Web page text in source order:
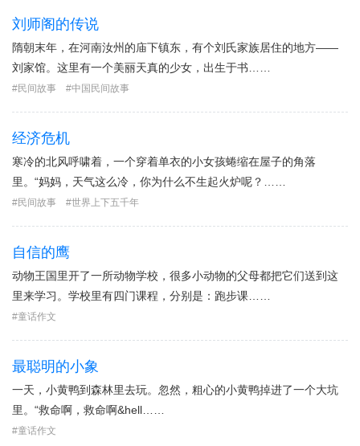
刘师阁的传说
隋朝末年，在河南汝州的庙下镇东，有个刘氏家族居住的地方——
刘家馆。这里有一个美丽天真的少女，出生于书……
民间故事 中国民间故事
经济危机
寒冷的北风呼啸着，一个穿着单衣的小女孩蜷缩在屋子的角落
里。“妈妈，天气这么冷，你为什么不生起火炉呢？……
民间故事 世界上下五千年
自信的鹰
动物王国里开了一所动物学校，很多小动物的父母都把它们送到这
里来学习。学校里有四门课程，分别是：跑步课……
童话作文
最聪明的小象
一天，小黄鸭到森林里去玩。忽然，粗心的小黄鸭掉进了一个大坑
里。“救命啊，救命啊&hell……
童话作文